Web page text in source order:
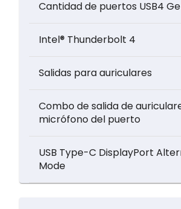
Cantidad de puertos USB4
Intel® Thunderbolt 4
Salidas para auriculares
Combo de salida de
micrófono del puerto
USB Type-C DisplayPort
Mode